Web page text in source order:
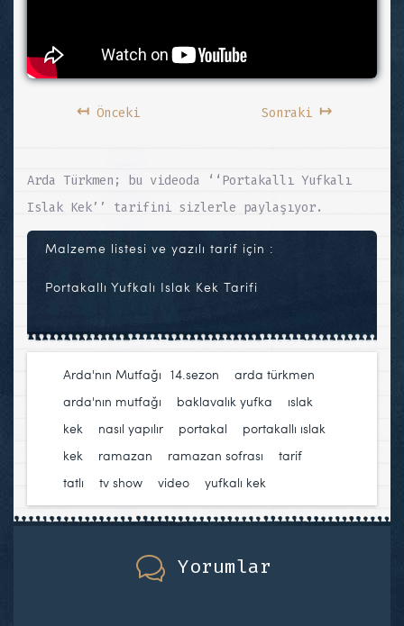
↤Önceki Sonraki ↦
Arda Türkmen; bu videoda ‘‘Portakallı Yufkalı
Islak Kek’’ tarifini sizlerle paylaşıyor.
Malzeme listesi ve yazılı tarif için :
Portakallı Yufkalı Islak Kek Tarifi
Arda'nın Mutfağı 14.sezon arda türkmen
arda'nın mutfağı
baklavalık yufka
ıslak
kek
nasıl yapılır portakal
portakallı ıslak
kek
ramazan ramazan sofrası tarif
tatlı
tv show video yufkalı kek
Yorumlar